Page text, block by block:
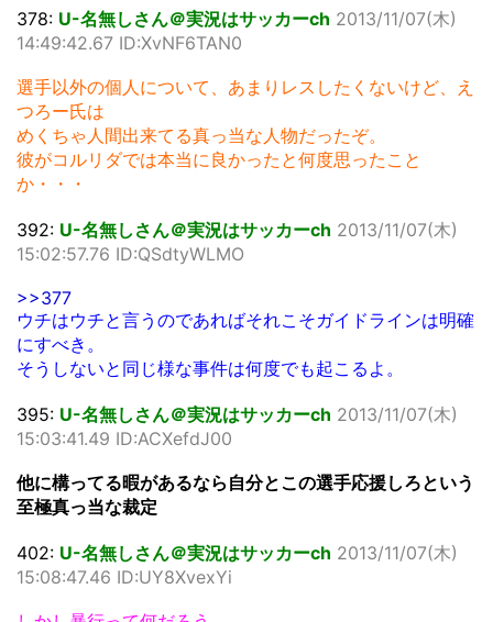
378: U-名無しさん＠実況はサッカーch 2013/11/07(木)
14:49:42.67 ID:XvNF6TAN0
選手以外の個人について、あまりレスしたくないけど、え
つろー氏は
めくちゃ人間出来てる真っ当な人物だったぞ。
彼がコルリダでは本当に良かったと何度思ったこと
か・・・
392: U-名無しさん＠実況はサッカーch 2013/11/07(木)
15:02:57.76 ID:QSdtyWLMO
>>377
ウチはウチと言うのであればそれこそガイドラインは明確
にすべき。
そうしないと同じ様な事件は何度でも起こるよ。
395: U-名無しさん＠実況はサッカーch 2013/11/07(木)
15:03:41.49 ID:ACXefdJ00
他に構ってる暇があるなら自分とこの選手応援しろという
至極真っ当な裁定
402: U-名無しさん＠実況はサッカーch 2013/11/07(木)
15:08:47.46 ID:UY8XvexYi